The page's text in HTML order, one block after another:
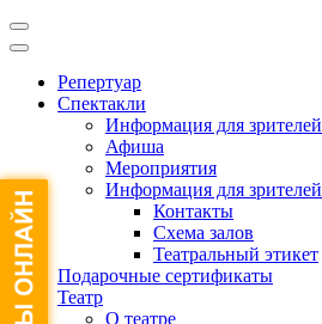
Репертуар
Спектакли
Информация для зрителей
Афиша
Мероприятия
Информация для зрителей
Контакты
Схема залов
Театральный этикет
Подарочные сертификаты
Театр
О театре